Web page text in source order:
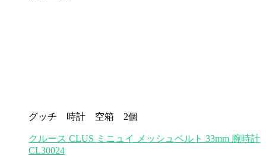
グッチ 時計 空箱 2個
クルース CLUS ミニュイ メッシュベルト 33mm 腕時計
CL30024